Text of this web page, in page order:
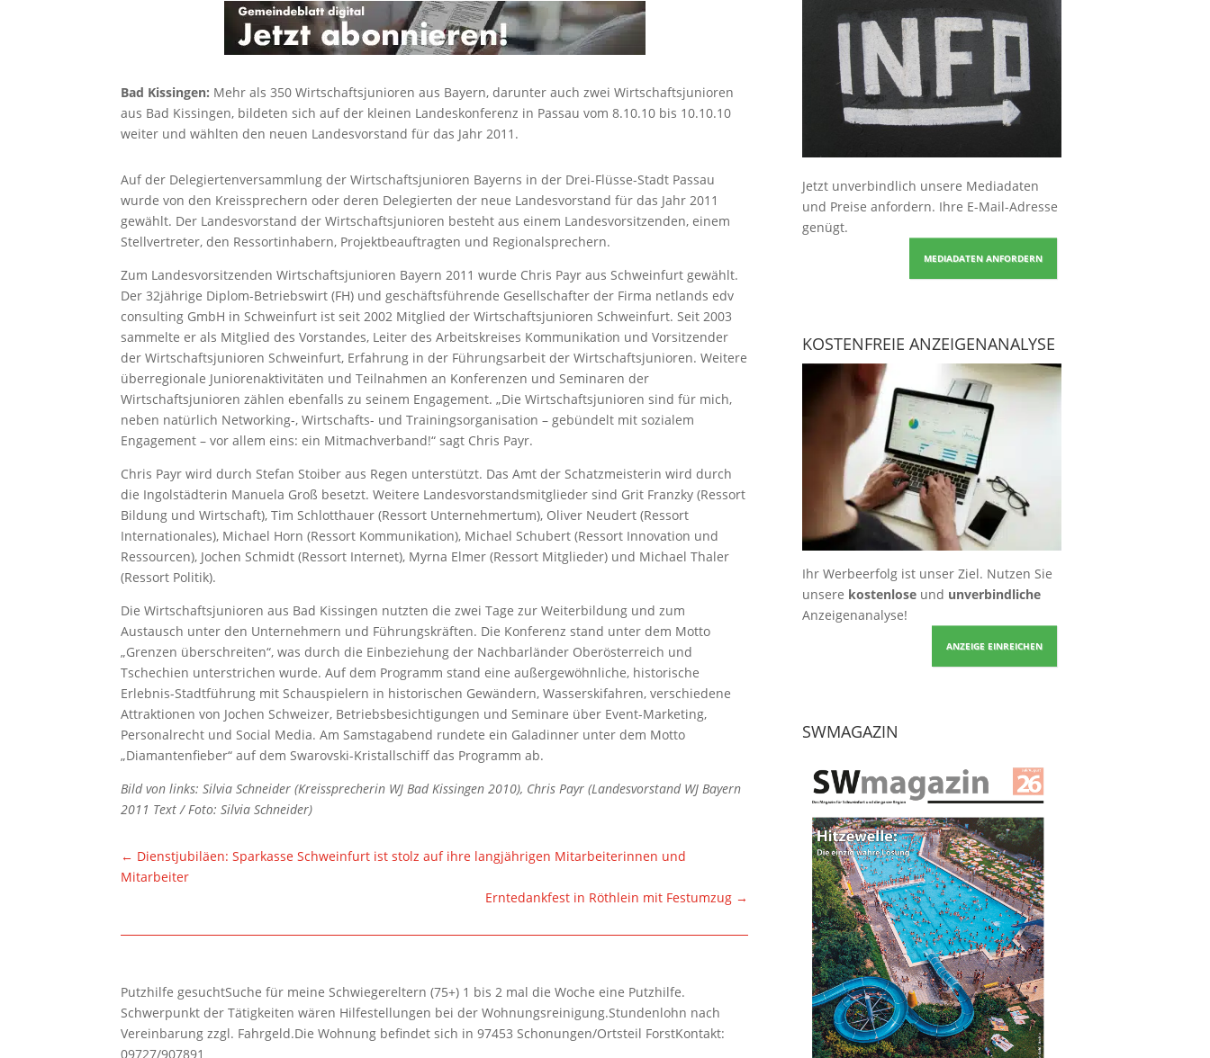
Bad Kissingen: Mehr als 350 Wirtschaftsjunioren aus Bayern, darunter auch zwei Wirtschaftsjunioren
aus Bad Kissingen, bildeten sich auf der kleinen Landeskonferenz in Passau vom 8.10.10 bis 10.10.10
weiter und wählten den neuen Landesvorstand für das Jahr 2011.
Auf der Delegiertenversammlung der Wirtschaftsjunioren Bayerns in der Drei-Flüsse-Stadt Passau
wurde von den Kreissprechern oder deren Delegierten der neue Landesvorstand für das Jahr 2011
gewählt. Der Landesvorstand der Wirtschaftsjunioren besteht aus einem Landesvorsitzenden, einem
Stellvertreter, den Ressortinhabern, Projektbeauftragten und Regionalsprechern.
Zum Landesvorsitzenden Wirtschaftsjunioren Bayern 2011 wurde Chris Payr aus Schweinfurt gewählt.
Der 32jährige Diplom-Betriebswirt (FH) und geschäftsführende Gesellschafter der Firma netlands edv
consulting GmbH in Schweinfurt ist seit 2002 Mitglied der Wirtschaftsjunioren Schweinfurt. Seit 2003
sammelte er als Mitglied des Vorstandes, Leiter des Arbeitskreises Kommunikation und Vorsitzender
der Wirtschaftsjunioren Schweinfurt, Erfahrung in der Führungsarbeit der Wirtschaftsjunioren. Weitere
überregionale Juniorenaktivitäten und Teilnahmen an Konferenzen und Seminaren der
Wirtschaftsjunioren zählen ebenfalls zu seinem Engagement. „Die Wirtschaftsjunioren sind für mich,
neben natürlich Networking-, Wirtschafts- und Trainingsorganisation – gebündelt mit sozialem
Engagement – vor allem eins: ein Mitmachverband!“ sagt Chris Payr.
Chris Payr wird durch Stefan Stoiber aus Regen unterstützt. Das Amt der Schatzmeisterin wird durch
die Ingolstädterin Manuela Groß besetzt. Weitere Landesvorstandsmitglieder sind Grit Franzky (Ressort
Bildung und Wirtschaft), Tim Schlotthauer (Ressort Unternehmertum), Oliver Neudert (Ressort
Internationales), Michael Horn (Ressort Kommunikation), Michael Schubert (Ressort Innovation und
Ressourcen), Jochen Schmidt (Ressort Internet), Myrna Elmer (Ressort Mitglieder) und Michael Thaler
(Ressort Politik).
Die Wirtschaftsjunioren aus Bad Kissingen nutzten die zwei Tage zur Weiterbildung und zum
Austausch unter den Unternehmern und Führungskräften. Die Konferenz stand unter dem Motto
„Grenzen überschreiten“, was durch die Einbeziehung der Nachbarländer Oberösterreich und
Tschechien unterstrichen wurde. Auf dem Programm stand eine außergewöhnliche, historische
Erlebnis-Stadtführung mit Schauspielern in historischen Gewändern, Wasserskifahren, verschiedene
Attraktionen von Jochen Schweizer, Betriebsbesichtigungen und Seminare über Event-Marketing,
Personalrecht und Social Media. Am Samstagabend rundete ein Galadinner unter dem Motto
„Diamantenfieber“ auf dem Swarovski-Kristallschiff das Programm ab.
Bild von links: Silvia Schneider (Kreissprecherin WJ Bad Kissingen 2010), Chris Payr (Landesvorstand WJ Bayern
2011 Text / Foto: Silvia Schneider)
← Dienstjubiläen: Sparkasse Schweinfurt ist stolz auf ihre langjährigen Mitarbeiterinnen und
Mitarbeiter
Erntedankfest in Röthlein mit Festumzug →
Putzhilfe gesuchtSuche für meine Schwiegereltern (75+) 1 bis 2 mal die Woche eine Putzhilfe.
Schwerpunkt der Tätigkeiten wären Hilfestellungen bei der Wohnungsreinigung.Stundenlohn nach
Vereinbarung zzgl. Fahrgeld.Die Wohnung befindet sich in 97453 Schonungen/Ortsteil ForstKontakt:
09727/907891
Jetzt unverbindlich unsere Mediadaten
und Preise anfordern. Ihre E-Mail-Adresse
genügt.
MEDIADATEN ANFORDERN
KOSTENFREIE ANZEIGENANALYSE
Ihr Werbeerfolg ist unser Ziel. Nutzen Sie
unsere kostenloseund unverbindliche
Anzeigenanalyse!
ANZEIGE EINREICHEN
SWMAGAZIN